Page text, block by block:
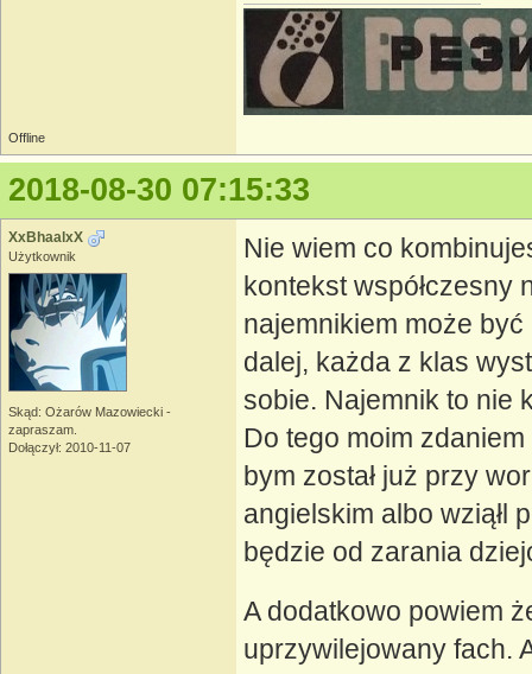
Offline
2018-08-30 07:15:33
XxBhaalxX
Użytkownik
Skąd: Ożarów Mazowiecki -
zapraszam.
Dołączył: 2010-11-07
Nie wiem co
kontekst współczesny
najemnikiem może być
dalej, każda z klas
sobie. Najemnik to nie
Do tego moim
bym został już przy
angielskim albo wziąłl
będzie od zarania
A dodatkowo powiem
uprzywilejowany fach.